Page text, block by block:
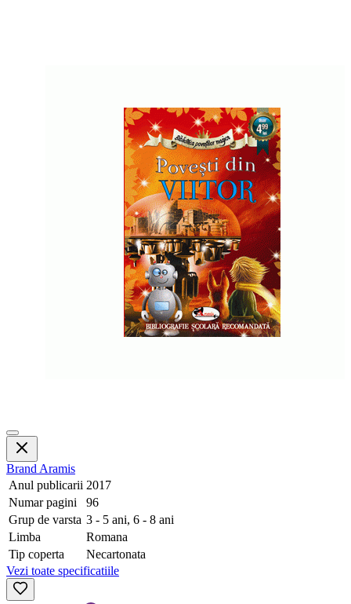
Brand Aramis
Anul publicarii 2017
Numar pagini
96
Grup de varsta 3 - 5 ani, 6 - 8 ani
Limba
Romana
Tip coperta
Necartonata
Vezi toate specificatiile